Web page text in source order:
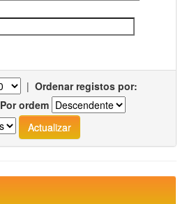
| Ordenar registos por:
Por ordem